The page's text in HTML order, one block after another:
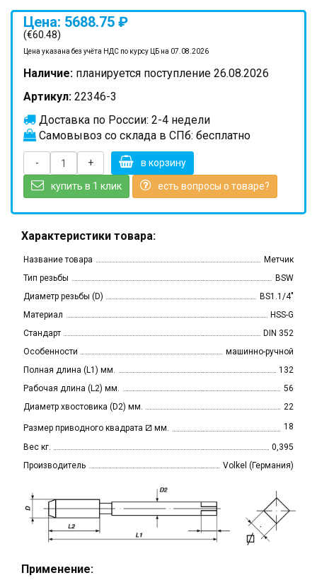
Цена: 5688.75 ₽
(€60.48)
Цена указана без учёта НДС по курсу ЦБ на 07.08.2026
Наличие: планируется поступление 26.08.2026
Артикул: 22346-3
Доставка по России: 2-4 недели
Самовывоз со склада в СПб: бесплатно
- + в корзину
купить в 1 клик есть вопросы о товаре?
Характеристики товара:
Название товара
Метчик
Тип резьбы
BSW
Диаметр резьбы (D)
BS1.1/4"
Материал
HSS-G
Стандарт
DIN 352
Особенности
машинно-ручной
Полная длина (L1) мм.
132
Рабочая длина (L2) мм.
56
Диаметр хвостовика (D2) мм.
22
Размер приводного квадрата ⧄ мм. 18
Вес кг.
0,395
Производитель
Volkel (Германия)
Применение: